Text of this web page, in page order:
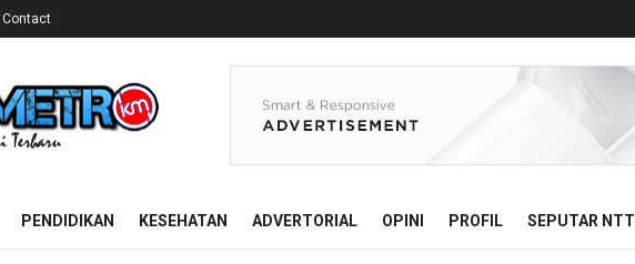
Contact
PENDIDIKAN KESEHATAN ADVERTORIAL OPINI PROFIL SEPUTAR NTT